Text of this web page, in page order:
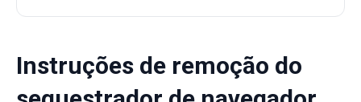
Instruções de remoção do